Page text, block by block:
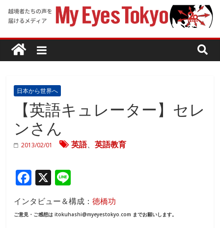
日本から世界へ
【英語キュレーター】セレ
ンさん
2013/02/01 英語、英語教育
F
ac
e
X
n
e
インタビュー＆構成：徳橋功
ご意見・ご感想は itokuhashi@myeyestokyo.com までお願いします。